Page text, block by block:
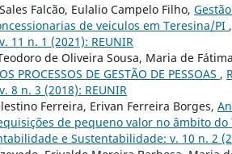
Falcão, Eulalio Campelo Filho,
de veiculos em Teresina/PI ,
11 n. 1 (2021): REUNIR
de Oliveira Sousa, Maria de
PROCESSOS DE GESTÃO DE PESSOAS ,
8 n. 3 (2018): REUNIR
Ferreira, Erivan Ferreira Borges,
de pequeno valor no âmbito do
e Sustentabilidade: v. 10 n. 2